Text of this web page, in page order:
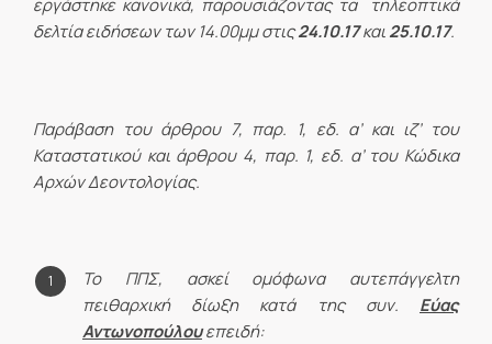
εργάστηκε κανονικά, παρουσιάζοντας τα τηλεοπτικά
δελτία ειδήσεων των 14.00μμ στις24.10.17και25.10.17.
Παράβαση του άρθρου 7, παρ. 1, εδ. α’ και ιζ’ του
Καταστατικού και άρθρου 4, παρ. 1, εδ. α’ του Κώδικα
Αρχών Δεοντολογίας.
Το ΠΠΣ, ασκεί ομόφωνα αυτεπάγγελτη
πειθαρχική δίωξη κατά της συν. Εύας
Αντωνοπούλουεπειδή: